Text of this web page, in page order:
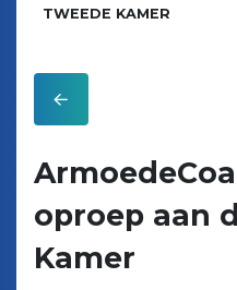
TWEEDE KAMER
oproep aan
Kamer